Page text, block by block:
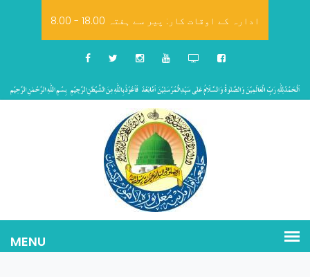
8.00 - 18.00 ادارہ کے اوقات کار: پیر سے ہفتہ